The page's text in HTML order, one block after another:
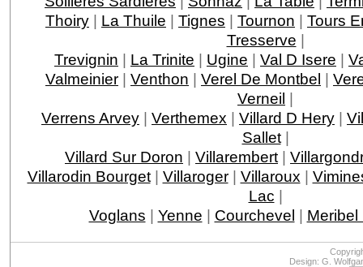
Thoiry | La Thuile | Tignes | Tournon | Tours
Tresserve |
Trevignin | La Trinite | Ugine | Val D Isere |
Valmeinier | Venthon | Verel De Montbel |
Verneil |
Verrens Arvey | Verthemex | Villard D Hery |
Sallet|
Villard Sur Doron | Villarembert |
Villarodin Bourget| Villaroger| Villaroux |
Lac |
Voglans | Yenne | Courchevel | Meribel
Design: G.